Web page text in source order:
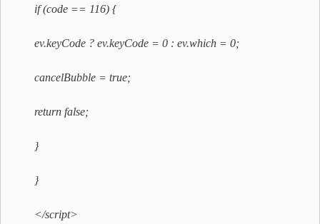
if (code == 116) {
ev.keyCode ? ev.keyCode = 0 : ev.which = 0;
cancelBubble = true;
return false;
}
}
</script>